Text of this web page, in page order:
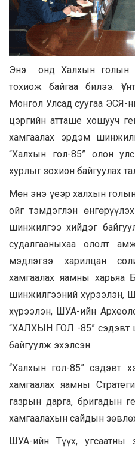
Энэ онд Халхын голын
тохиож байгаа билээ.
Монгол Улсад суугаа ЭСЯ-
цэргийн атташе хошууч
хамгаалах эрдэм
“Халхын гол-85” олон
хурлыг зохион байгуулах
Мөн энэ үеэр халхын
ойг тэмдэглэн
шинжилгээ хийдэг
судалгааныхаа ололт
мэдлэгээ харилцан
хамгаалах яамны харьяа
шинжилгээний хүрээлэн,
хүрээлэн, ШУА-ийн
“ХАЛХЫН ГОЛ -85” сэдэвт
байгуулж эхэлсэн.
“Халхын гол-85” сэдэвт
хамгаалах яамны
газрын дарга, бригадын
хамгаалахын сайдын
ШУА-ийн Түүх, угсаатны